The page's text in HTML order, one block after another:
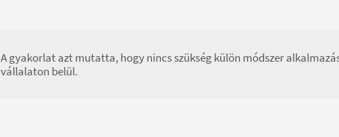
A gyakorlat azt mutatta, hogy nincs szükség külön módszer
vállalaton belül.